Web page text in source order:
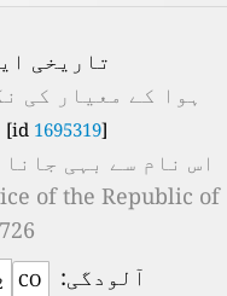
تاریخی
ہوا کے معیار کی
[id1695319
اس نام سے بہی جانا
of the Republic of
آلودگی:
CO
2